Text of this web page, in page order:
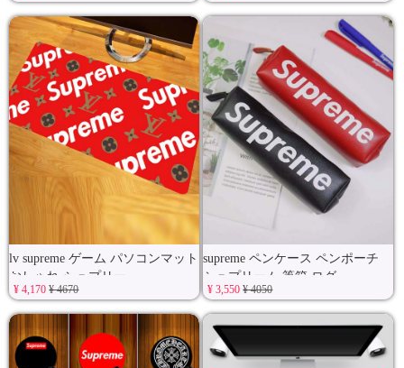
lv supreme ゲーム パソコンマット
おしゃれ シュプリー
¥ 4,170¥ 4670
supreme ペンケース ペンポーチ
シュプリーム 筆箱 ログ
¥ 3,550¥ 4050